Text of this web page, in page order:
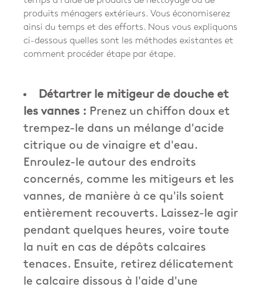
produits ménagers extérieurs. Vous économiserez
ainsi du temps et des efforts. Nous vous expliquons
ci-dessous quelles sont les méthodes existantes et
comment procéder étape par étape.
Détartrer le mitigeur de douche et
les vannes : Prenez un chiffon doux et
trempez-le dans un mélange d'acide
citrique ou de vinaigre et d'eau.
Enroulez-le autour des endroits
concernés, comme les mitigeurs et les
vannes, de manière à ce qu'ils soient
entièrement recouverts. Laissez-le agir
pendant quelques heures, voire toute
la nuit en cas de dépôts calcaires
tenaces. Ensuite, retirez délicatement
le calcaire dissous à l'aide d'une